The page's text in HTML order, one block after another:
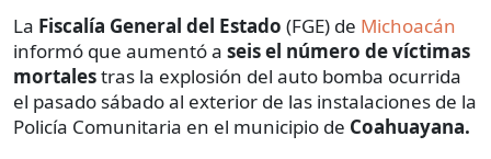
La Fiscalía General del Estado (FGE) de Michoacán
informó que aumentó a seis el número de víctimas
mortalestras la explosión del auto bomba ocurrida
el pasado sábado al exterior de las instalaciones de la
Policía Comunitaria en el municipio de Coahuayana.